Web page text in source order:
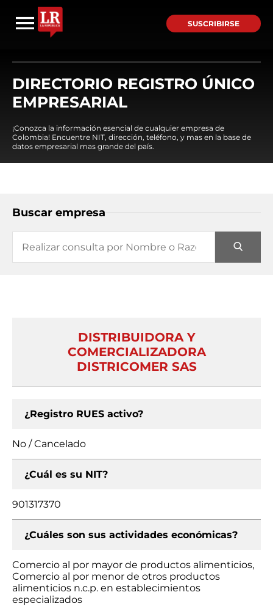
SUSCRIBIRSE
DIRECTORIO REGISTRO ÚNICO
EMPRESARIAL
¡Conozca la información esencial de cualquier empresa de
Colombia! Encuentre NIT, dirección, teléfono, y mas en la base de
datos empresarial mas grande del país.
Buscar empresa
DISTRIBUIDORA Y
COMERCIALIZADORA
DISTRICOMER SAS
¿Registro RUES activo?
No / Cancelado
¿Cuál es su NIT?
901317370
¿Cuáles son sus actividades económicas?
Comercio al por mayor de productos alimenticios,
Comercio al por menor de otros productos
alimenticios n.c.p. en establecimientos
especializados